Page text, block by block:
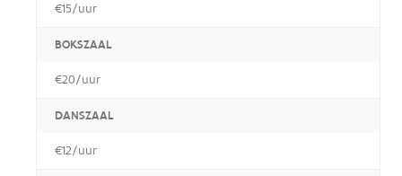
€15/uur
BOKSZAAL
€20/uur
DANSZAAL
€12/uur